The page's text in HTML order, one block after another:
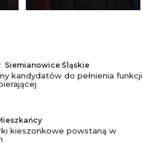
, Siemianowice Śląskie
kandydatów do pełnienia funkcji
kieszonkowe powstaną w